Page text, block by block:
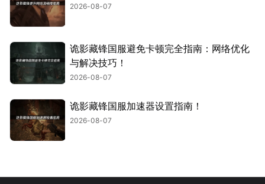
2026-08-07
诡影藏锋国服避免卡顿完全指南：网络优化
与解决技巧！
2026-08-07
诡影藏锋国服加速器设置指南！
2026-08-07